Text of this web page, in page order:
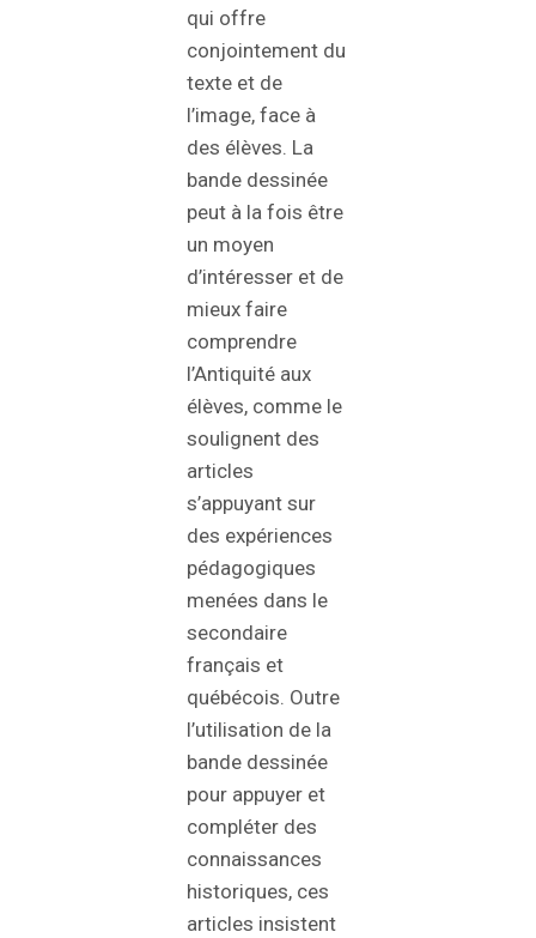
qui offre
conjointement du
texte et de
l’image, face à
des élèves. La
bande dessinée
peut à la fois être
un moyen
d’intéresser et de
mieux faire
comprendre
l’Antiquité aux
élèves, comme le
soulignent des
articles
s’appuyant sur
des expériences
pédagogiques
menées dans le
secondaire
français et
québécois. Outre
l’utilisation de la
bande dessinée
pour appuyer et
compléter des
connaissances
historiques, ces
articles insistent